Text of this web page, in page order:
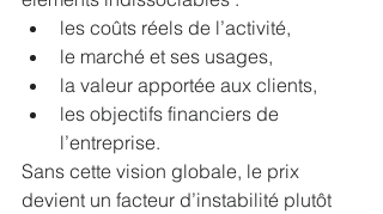
les coûts réels de l’activité,
le marché et ses usages,
la valeur apportée aux clients,
les objectifs financiers de
l’entreprise.
Sans cette vision globale, le prix
devient un facteur d’instabilité plutôt